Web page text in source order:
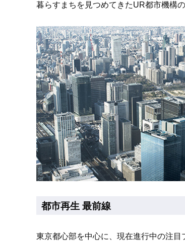
暮らすまちを見つめてきたUR都市機構
都市再生 最前線
東京都心部を中心に、現在進行中の注目